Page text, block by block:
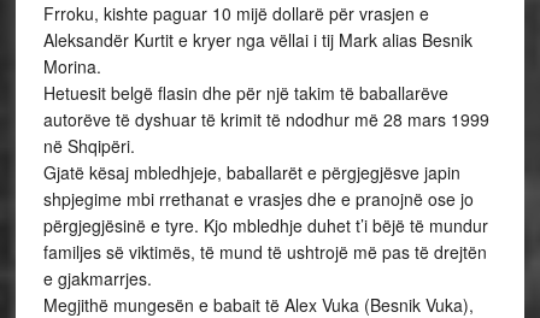
Frroku, kishte paguar 10 mijë dollarë për vrasjen e
Aleksandër Kurtit e kryer nga vëllai i tij Mark alias Besnik
Morina.
Hetuesit belgë flasin dhe për një takim të baballarëve
autorëve të dyshuar të krimit të ndodhur më 28 mars 1999
në Shqipëri.
Gjatë kësaj mbledhjeje, baballarët e përgjegjësve japin
shpjegime mbi rrethanat e vrasjes dhe e pranojnë ose jo
përgjegjësinë e tyre. Kjo mbledhje duhet t’i bëjë të mundur
familjes së viktimës, të mund të ushtrojë më pas të drejtën
e gjakmarrjes.
Megjithë mungesën e babait të Alex Vuka (Besnik Vuka),